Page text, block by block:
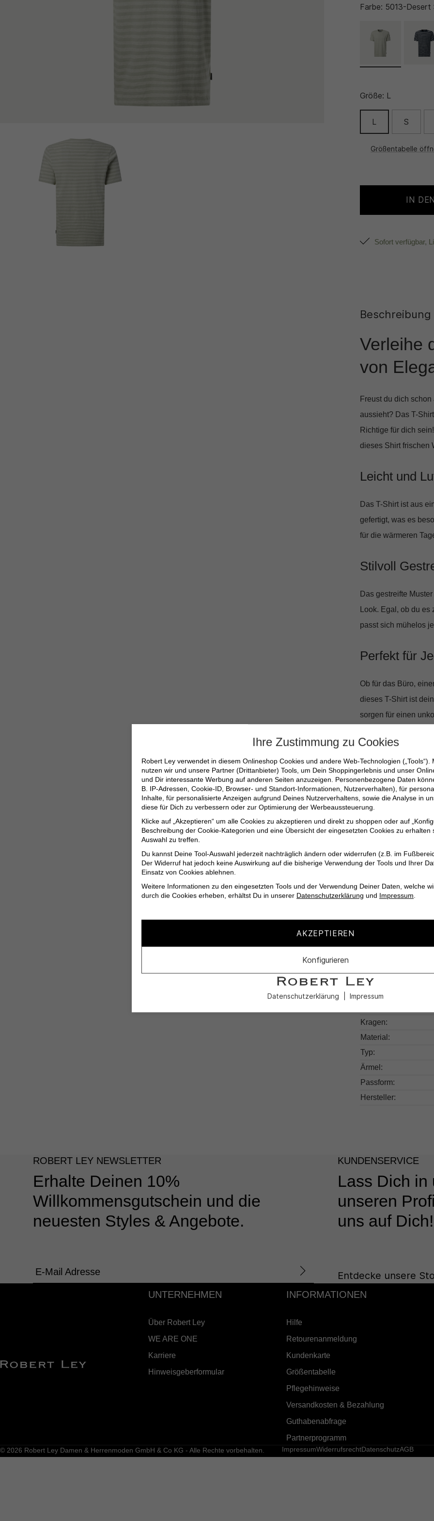
Farbe: 5013-Desert
Größe: L
L S
Größentabelle
IN
Sofort verfügbar,
Beschreibung
Verleihe
von
Freust du dich
aussieht? Das T-
Richtige für dich
dieses Shirt frischen
Leicht und
Das T-Shirt ist aus
gefertigt, was es
für die wärmeren
Stilvoll
Das gestreifte
Look. Egal, ob du
passt sich mühelos
Perfekt für
Ob für das Büro,
dieses T-Shirt ist
sorgen für einen
Das T-Shirt von
können. Es ist nicht
persönlichen Stils.
55% Leinen und
Ideal für jede
Lässiger Casual-
Leicht zu
Produktnummer:
Kragen:
Material:
Typ:
Ärmel:
Passform:
Hersteller:
ROBERT LEY NEWSLETTER
Erhalte Deinen 10%
Willkommensgutschein und die
neuesten Styles & Angebote.
E-Mail Adresse
KUNDENSERVICE
Lass Dich in
unseren
uns auf Dich!
Entdecke unsere
UNTERNEHMEN
Über Robert Ley
WE ARE ONE
Karriere
Hinweisgeberformular
INFORMATIONEN
Hilfe
Retourenanmeldung
Kundenkarte
Größentabelle
Pflegehinweise
Versandkosten & Bezahlung
Guthabenabfrage
Partnerprogramm
© 2026 Robert Ley Damen & Herrenmoden GmbH & Co KG - Alle Rechte vorbehalten. ImpressumWiderrufsrechtDatenschutzAGB
Ihre Zustimmung zu Cookies
Robert Ley verwendet in diesem Onlineshop Cookies und andere Web-Technologien („Tools“).
nutzen wir und unsere Partner (Drittanbieter) Tools, um Dein Shoppingerlebnis und unser
und Dir interessante Werbung auf anderen Seiten anzuzeigen. Personenbezogene Daten
B. IP-Adressen, Cookie-ID, Browser- und Standort-Informationen, Nutzerverhalten), für
Inhalte, für personalisierte Anzeigen aufgrund Deines Nutzerverhaltens, sowie die Analyse in
diese für Dich zu verbessern oder zur Optimierung der Werbeaussteuerung.
Klicke auf „Akzeptieren“ um alle Cookies zu akzeptieren und direkt zu shoppen oder auf
Beschreibung der Cookie-Kategorien und eine Übersicht der eingesetzten Cookies zu erhalten
Auswahl zu treffen.
Du kannst Deine Tool-Auswahl jederzeit nachträglich ändern oder widerrufen (z.B. im
Der Widerruf hat jedoch keine Auswirkung auf die bisherige Verwendung der Tools und Ihrer
Einsatz von Cookies ablehnen.
Weitere Informationen zu den eingesetzten Tools und der Verwendung Deiner Daten, welche
durch die Cookies erheben, erhältst Du in unserer Datenschutzerklärung und Impressum.
AKZEPTIEREN
Konfigurieren
Datenschutzerklärung Impressum